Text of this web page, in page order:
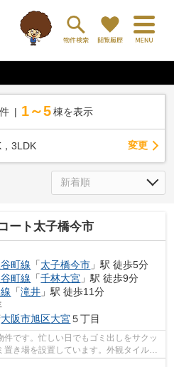
件 1～5 棟を表示
3LDK 変更
ート太子橋今市
町線 「太子橋今市 」駅 徒歩5分
町線 「千林大宮 」駅 徒歩9分
「滝井 」駅 徒歩11分
大阪市旭区大宮５丁目
です。忙しい日でもゴミ出しをサクッ
置き場を設置しています。外観タイル張
ま...